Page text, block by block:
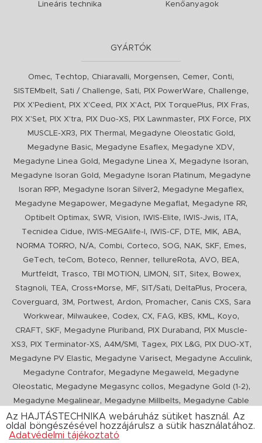
Lineáris technika
Kenőanyagok
GYÁRTÓK
Omec, Techtop, Chiaravalli, Morgensen, Cemer, Conti,
SISTEMbelt, Sati / Challenge, Sati, PIX PowerWare, Challenge,
PIX X'Pedient, PIX X'Ceed , PIX X'Act, PIX TorquePlus, PIX Fras,
PIX X'Set, PIX X'tra, PIX Duo-XS, PIX Lawnmaster, PIX Force,
PIX
MUSCLE-XR3, PIX Thermal , Megadyne Oleostatic Gold ,
Megadyne Basic, Megadyne Esaflex, Megadyne XDV,
Megadyne Linea Gold , Megadyne Linea X, Megadyne Isoran,
Megadyne Isoran Gold , Megadyne Isoran Platinum,
Megadyne
Isoran RPP, Megadyne Isoran Silver2, Megadyne Megaflex,
Megadyne Megapower, Megadyne Megaflat, Megadyne RR,
Optibelt Optimax, SWR, Vision, IWIS-Elite, IWIS-Jwis, ITA,
Tecnidea Cidue, IWIS-MEGAlife-I , IWIS-CF, DTE, MIK, ABA,
NORMA TORRO, N/A, Combi, Corteco, SOG, NAK, SKF, Emes,
GeTech, teCom, Boteco, Renner, tellureRota, AVO, BEA,
Murtfeldt, Trasco, TBI MOTION , LIMON , SIT, Sitex, Bowex,
Stagnoli, TEA, Cross+Morse, MF, SIT/Sati, DeltaPlus, Procera,
Coverguard , 3M , Portwest, Ardon, Promacher, Canis CXS, Sara
Workwear, Milwaukee, Codex, CX, FAG, KBS, KML, Koyo,
CRAFT, SKF, Megadyne Pluriband , PIX Duraband ,
PIX Muscle-
XS3, PIX Terminator-XS, A4M/SMI , Tagex, PIX L&G, PIX DUO-XT,
Megadyne PV Elastic, Megadyne Varisect, Megadyne Acculink,
Megadyne Contrafor, Megadyne Megaweld ,
Megadyne
Oleostatic, Megadyne Megasync collos, Megadyne Gold (1-2),
Megadyne Megalinear, Megadyne Millbelts,
Megadyne Cable
Pull, PIX X'Ceed,Megadyne Pull Down, Optibelt VB,Mitsuboshi
ConCar,Megadyne Megarib ,PIX HARVESTER,Urgent
Az HAJTÁSTECHNIKA webáruház sütiket használ. Az
oldal böngészésével hozzájárulsz a sütik használatához.
Adatvédelmi tájékoztató